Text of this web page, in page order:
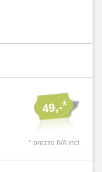
49,-*
* prezzo IVA incl.